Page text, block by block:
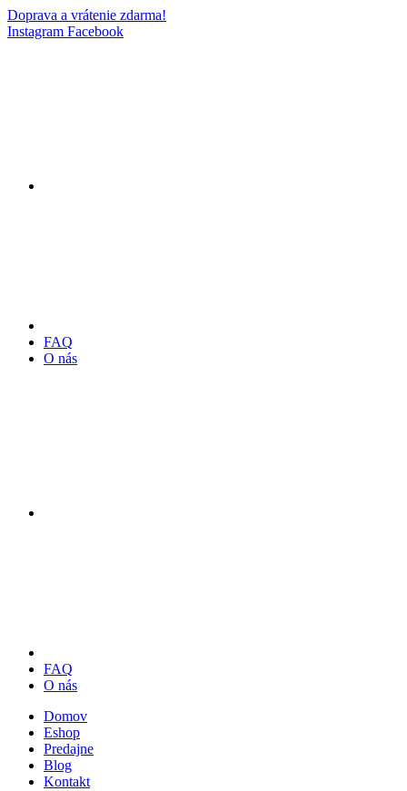
Doprava a vrátenie zdarma!
Instagram Facebook
FAQ
O nás
FAQ
O nás
Domov
Eshop
Predajne
Blog
Kontakt